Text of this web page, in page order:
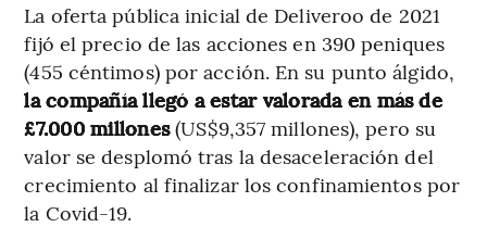
La oferta pública inicial de Deliveroo de 2021
fijó el precio de las acciones en 390 peniques
(455 céntimos) por acción. En su punto álgido,
la compañía llegó a estar valorada en más de
£7.000 millones(US$9,357 millones), pero su
valor se desplomó tras la desaceleración del
crecimiento al finalizar los confinamientos por
la Covid-19.